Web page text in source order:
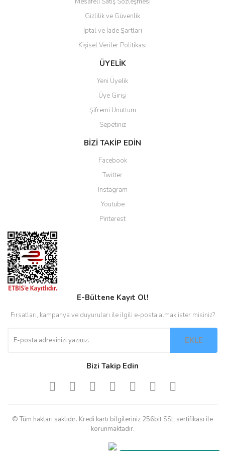
Gönder
Gizlilik ve Güvenlik
İptal ve İade Şartları
Kişisel Veriler Politikası
ÜYELİK
Yeni Üyelik
Üye Girişi
Şifremi Unuttum
Sepetiniz
BİZİ TAKİP EDİN
Facebook
Twitter
Instagram
Youtube
Pinterest
E-Bültene Kayıt Ol!
Fırsatları, kampanya ve duyuruları ile ilgili e-posta almak ister misiniz?
EKLE
Bizi Takip Edin
© Tüm hakları saklıdır. Kredi kartı bilgileriniz 256bit SSL sertifikası ile
korunmaktadır.